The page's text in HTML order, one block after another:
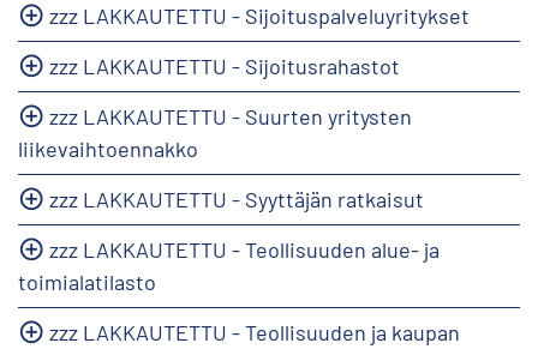
zzz LAKKAUTETTU - Sijoituspalveluyritykset
zzz LAKKAUTETTU - Sijoitusrahastot
zzz LAKKAUTETTU - Suurten yritysten
liikevaihtoennakko
zzz LAKKAUTETTU - Syyttäjän ratkaisut
zzz LAKKAUTETTU - Teollisuuden alue- ja
toimialatilasto
zzz LAKKAUTETTU - Teollisuuden ja kaupan